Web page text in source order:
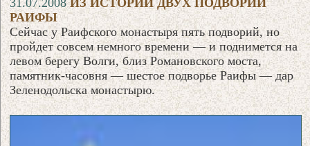
РАИФЫ
Сейчас у Раифского монастыря пять подворий, но
пройдет совсем немного времени — и поднимется на
левом берегу Волги, близ Романовского моста,
памятник-часовня — шестое подворье Раифы — дар
Зеленодольска монастырю.